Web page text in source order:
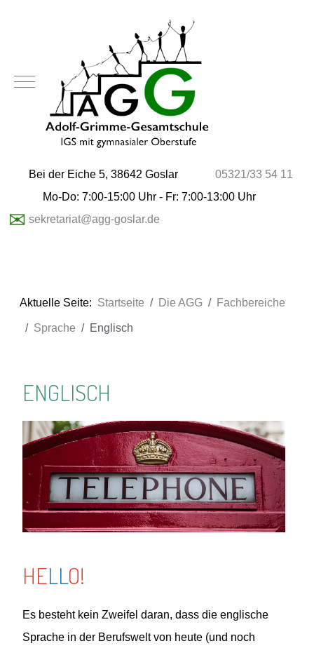
Mobile Menu Toggle
Bei der Eiche 5, 38642 Goslar
05321/33 54 11
Mo-Do: 7:00-15:00 Uhr - Fr: 7:00-13:00 Uhr
✉ sekretariat@agg-goslar.de
Aktuelle Seite: Startseite Die AGG Fachbereiche
Sprache Englisch
ENGLISCH
HELLO!
Es besteht kein Zweifel daran, dass die englische
Sprache in der Berufswelt von heute (und noch